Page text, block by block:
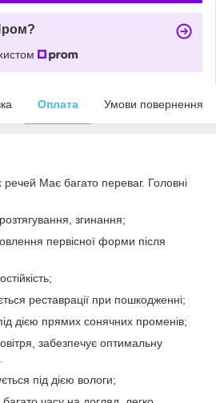
Оплата Умови повернення
речей Має багато переваг. Головні
згинання;
первісної форми після
при пошкодженні;
прямих сонячних променів;
забезпечує оптимальну
дією вологи;